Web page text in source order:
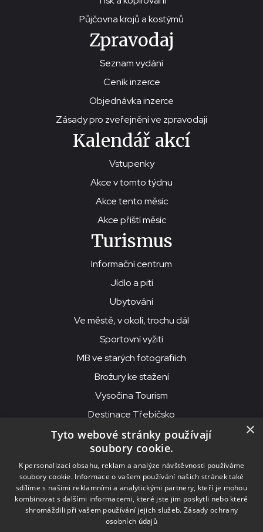
Půjčovna krojů a kostýmů
Zpravodaj
Seznam vydání
Ceník inzerce
Objednávka inzerce
Zásady pro zveřejnění ve zpravodaji
Kalendář akcí
Vstupenky
Akce v tomto týdnu
Akce tento měsíc
Akce příští měsíc
Turismus
Informační centrum
Jídlo a pití
Ubytování
Ve městě, v okolí, trochu dál
Sportovní vyžití
MB ve starých fotografiích
Brožury ke stažení
Vysočina Tourism
Destinace Třebíčsko
© 2026MKS Beseda Mor. Budějovice
MKS Beseda, příspěvková organizace, Purcnerova 62, 676 02
Moravské Budějovice
IČO: 00091758, DIČ: CZ00091758, ID datové schránky: chjn2kd
×
Tyto webové stránky používají
soubory cookie.
K personalizaci obsahu, reklam a analýze návštěvnosti používáme
soubory cookie. Informace o vašem používání našich stránek také
sdílíme s našimi reklamními a analytickými partnery, kteří je mohou
kombinovat s dalšími informacemi, které jste jim poskytli nebo které
shromáždili při vašem používání jejich služeb. Zásady ochrany
osobních údajů